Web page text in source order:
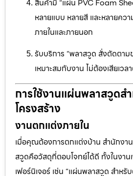
สินค้ามี “แผ่น PVC Foam
หลายแบบ หลายสี และหลายคว
ภายในและภายนอก
รับบริการ “พลาสวูด สั่งตัดตาม
เหมาะสมกับงาน ไม่ต้องเสียเวล
การใช้งานแผ่นพลาสวูดส
โครงสร้าง
งานตกแต่งภายใน
เมื่อคุณต้องการตกแต่งบ้าน สำนักงา
สวูดคือวัสดุที่ตอบโจทย์ได้ดี ทั้งในงา
เฟอร์นิเจอร์ เช่น “แผ่นพลาสวูด สำห